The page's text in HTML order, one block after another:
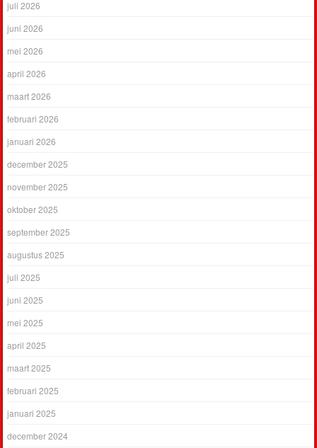
juli 2026
juni 2026
mei 2026
april 2026
maart 2026
februari 2026
januari 2026
december 2025
november 2025
oktober 2025
september 2025
augustus 2025
juli 2025
juni 2025
mei 2025
april 2025
maart 2025
februari 2025
januari 2025
december 2024